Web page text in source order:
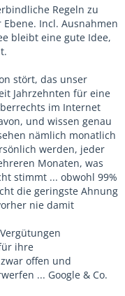
Regeln zu
Incl. Ausnahmen
bleibt eine gute Idee,
stört, das unser
Jahrzehnten für eine
im Internet
und wissen genau
nämlich monatlich
werden, jeder
Monaten, was
stimmt ... obwohl 99%
die geringste Ahnung
nie damit
ihre
offen und
... Google & Co.